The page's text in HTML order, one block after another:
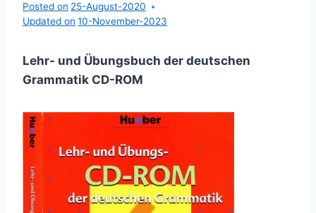
Posted on 25-August-2020
Updated on 10-November-2023
Lehr- und Übungsbuch der deutschen
Grammatik CD-ROM